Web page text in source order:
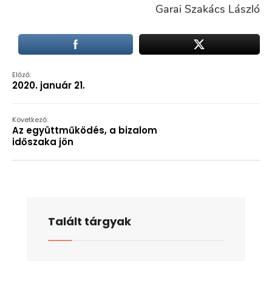
Garai Szakács László
Előző:
2020. január 21.
Következő:
Az együttműködés, a bizalom
időszaka jön
Talált tárgyak